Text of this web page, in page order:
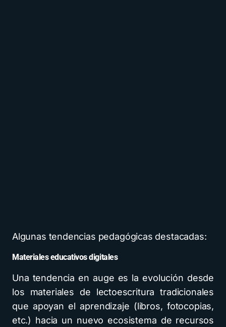
Algunas tendencias pedagógicas destacadas:
Materiales educativos digitales
Una tendencia en auge es la evolución desde
los materiales de lectoescritura tradicionales
que apoyan el aprendizaje (libros, fotocopias,
etc.) hacia un nuevo ecosistema de recursos